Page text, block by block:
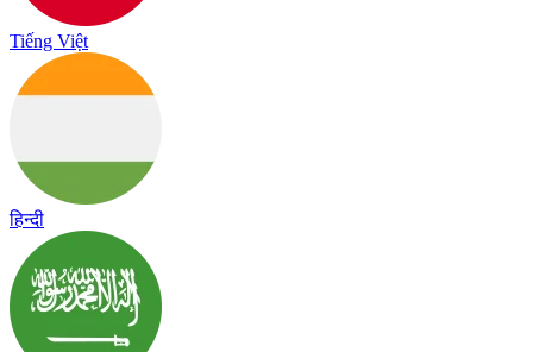
Tiếng Việt
हिन्दी